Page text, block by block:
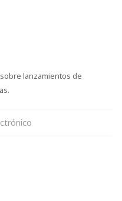
lanzamientos de